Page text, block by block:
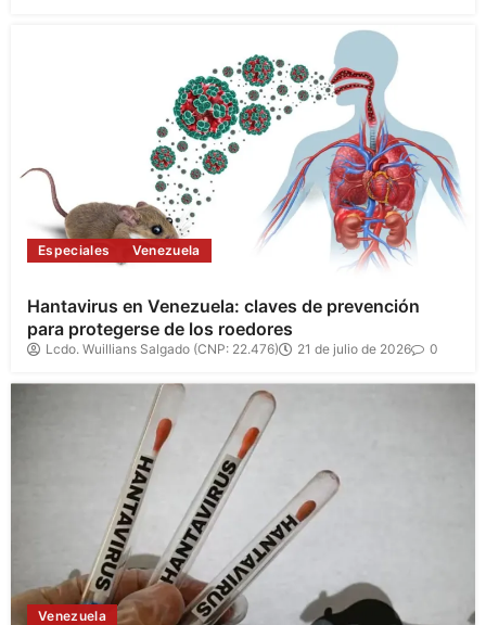
Especiales Venezuela
Hantavirus en Venezuela: claves de prevención
para protegerse de los roedores
Lcdo. Wuillians Salgado (CNP: 22.476) 21 de julio de 2026 0
Venezuela